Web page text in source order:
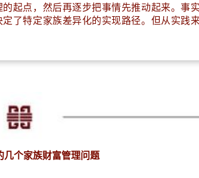
起点，然后再逐步把事情先推动起来。事
了特定家族差异化的实现路径。但从实践
几个家族财富管理问题